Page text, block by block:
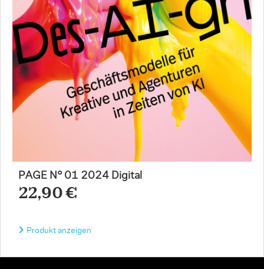
PAGE N° 01 2024 Digital
22,90 €
Produkt anzeigen